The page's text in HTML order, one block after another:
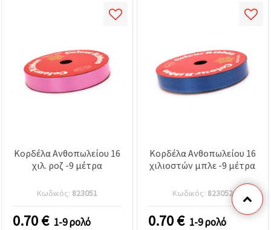
Κορδέλα Ανθοπωλείου 16
χιλ. ροζ -9 μέτρα
Κωδικός: 823051
0.70€ 1-9 ρολό
Κορδέλα Ανθοπωλείου 16
χιλιοστών μπλε -9 μέτρα
Κωδικός: 823052
0.70€ 1-9 ρολό